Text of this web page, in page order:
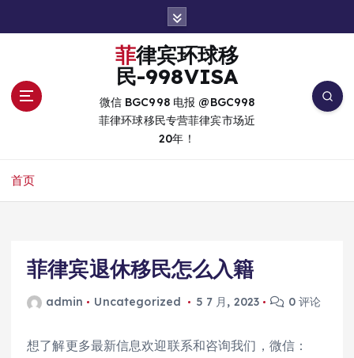
菲律宾环球移
民-998VISA
微信 BGC998 电报 @BGC998
菲律环球移民专营菲律宾市场近
20年！
首页
菲律宾退休移民怎么入籍
admin Uncategorized 5 7 月, 2023 0 评论
想了解更多最新信息欢迎联系和咨询我们，微信：